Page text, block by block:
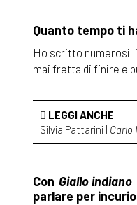
Quanto tempo ti
Ho scritto numerosi
mai fretta di finire e
LEGGI ANCHE
Silvia Pattarini | Carlo
Con Giallo indiano
parlare per